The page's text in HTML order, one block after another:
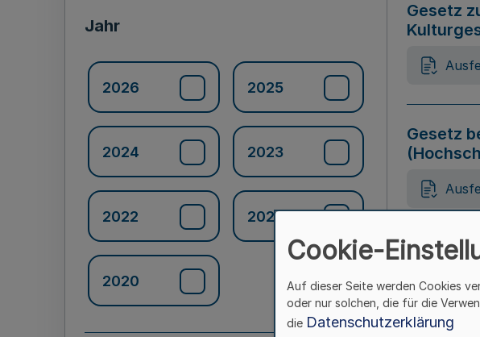
Jahr
2026 2025
2024 2023
2022 2021
2020
Gesetz
Gesetz
Gesetz
Cookie-
Auf dieser Seite werden Cookies
oder nur solchen, die für die
die Datenschutzerklärung